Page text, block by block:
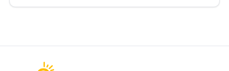
Valborgne (Gard).